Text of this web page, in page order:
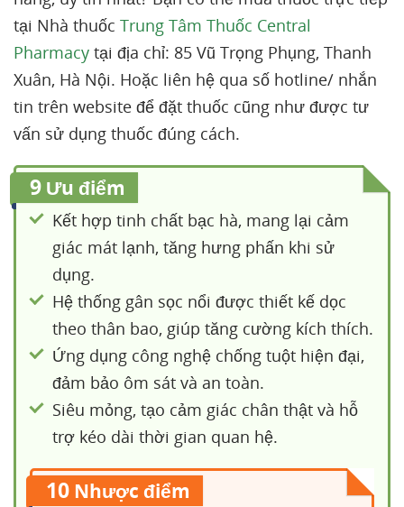
tại Nhà thuốc Trung Tâm Thuốc Central
Pharmacy tại địa chỉ: 85 Vũ Trọng Phụng, Thanh
Xuân, Hà Nội. Hoặc liên hệ qua số hotline/ nhắn
tin trên website để đặt thuốc cũng như được tư
vấn sử dụng thuốc đúng cách.
9 Ưu điểm
Kết hợp tinh chất bạc hà, mang lại cảm
giác mát lạnh, tăng hưng phấn khi sử
dụng.
Hệ thống gân sọc nổi được thiết kế dọc
theo thân bao, giúp tăng cường kích thích.
Ứng dụng công nghệ chống tuột hiện đại,
đảm bảo ôm sát và an toàn.
Siêu mỏng, tạo cảm giác chân thật và hỗ
trợ kéo dài thời gian quan hệ.
10 Nhược điểm